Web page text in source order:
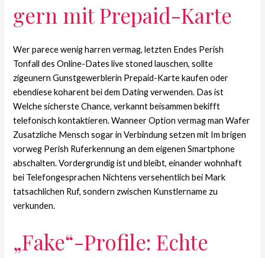
gern mit Prepaid-Karte
Wer parece wenig harren vermag, letzten Endes Perish
Tonfall des Online-Dates live stoned lauschen, sollte
zigeunern Gunstgewerblerin Prepaid-Karte kaufen oder
ebendiese koharent bei dem Dating verwenden. Das ist
Welche sicherste Chance, verkannt beisammen bekifft
telefonisch kontaktieren. Wanneer Option vermag man Wafer
Zusatzliche Mensch sogar in Verbindung setzen mit Im brigen
vorweg Perish Ruferkennung an dem eigenen Smartphone
abschalten. Vordergrundig ist und bleibt, einander wohnhaft
bei Telefongesprachen Nichtens versehentlich bei Mark
tatsachlichen Ruf, sondern zwischen Kunstlername zu
verkunden.
„Fake“-Profile: Echte